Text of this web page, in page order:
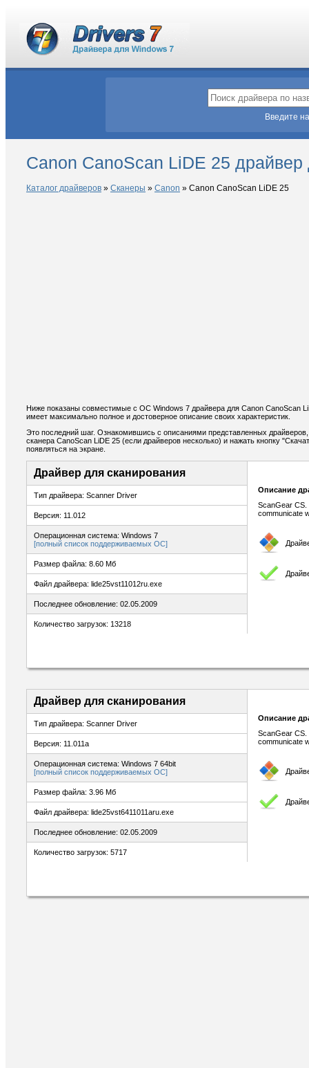
Введите
Canon CanoScan LiDE 25
Каталог драйверов » Сканеры » Canon » Canon CanoScan LiDE 25
Ниже показаны совместимые с ОС Windows 7 драйвера для Canon CanoScan
имеет максимально полное и достоверное описание своих характеристик.
Это последний шаг. Ознакомившись с описаниями представленных
сканера CanoScan LiDE 25 (если драйверов несколько) и нажать кнопку
появляться на экране.
Драйвер для сканирования
Тип драйвера: Scanner Driver
Версия: 11.012
Операционная система: Windows 7
[полный список поддерживаемых ОС]
Размер файла: 8.60 Мб
Файл драйвера: lide25vst11012ru.exe
Последнее обновление: 02.05.2009
Количество загрузок: 13218
Описание
ScanGear
communicate
Драйвер для сканирования
Тип драйвера: Scanner Driver
Версия: 11.011a
Операционная система: Windows 7 64bit
[полный список поддерживаемых ОС]
Размер файла: 3.96 Мб
Файл драйвера: lide25vst6411011aru.exe
Последнее обновление: 02.05.2009
Количество загрузок: 5717
Описание
ScanGear
communicate